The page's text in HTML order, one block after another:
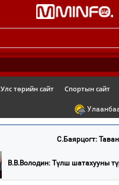
navigation
Улс төрийн сайт Спортын сайт
С.Баярцогт:
В.В.Володин: Түлш шатахууны